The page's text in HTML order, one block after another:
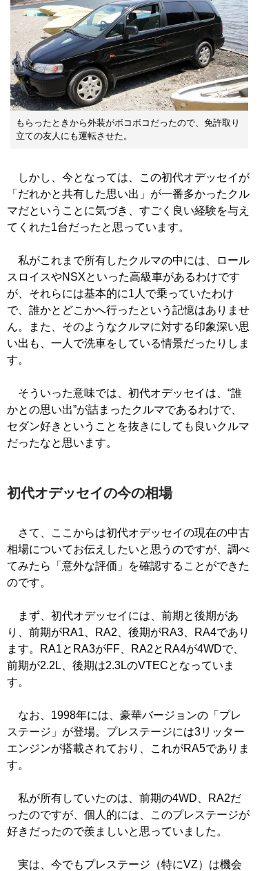
もらったときから外装がボコボコだったので、免許取り
立ての友人にも運転させた。
しかし、今となっては、この初代オデッセイが
「だれかと共有した思い出」が一番多かったクル
マだということに気づき、すごく良い経験を与え
てくれた1台だったと思っています。
私がこれまで所有したクルマの中には、ロール
スロイスやNSXといった高級車があるわけです
が、それらには基本的に1人で乗っていたわけ
で、誰かとどこかへ行ったという記憶はありませ
ん。また、そのようなクルマに対する印象深い思
い出も、一人で洗車をしている情景だったりしま
す。
そういった意味では、初代オデッセイは、“誰
かとの思い出”が詰まったクルマであるわけで、
セダン好きということを抜きにしても良いクルマ
だったなと思います。
初代オデッセイの今の相場
さて、ここからは初代オデッセイの現在の中古
相場についてお伝えしたいと思うのですが、調べ
てみたら「意外な評価」を確認することができた
のです。
まず、初代オデッセイには、前期と後期があ
り、前期がRA1、RA2、後期がRA3、RA4であり
ます。RA1とRA3がFF、RA2とRA4が4WDで、
前期が2.2L、後期は2.3LのVTECとなっていま
す。
なお、1998年には、豪華バージョンの「プレ
ステージ」が登場。プレステージには3リッター
エンジンが搭載されており、これがRA5でありま
す。
私が所有していたのは、前期の4WD、RA2だ
ったのですが、個人的には、このプレステージが
好きだったので羨ましいと思っていました。
実は、今でもプレステージ（特にVZ）は機会